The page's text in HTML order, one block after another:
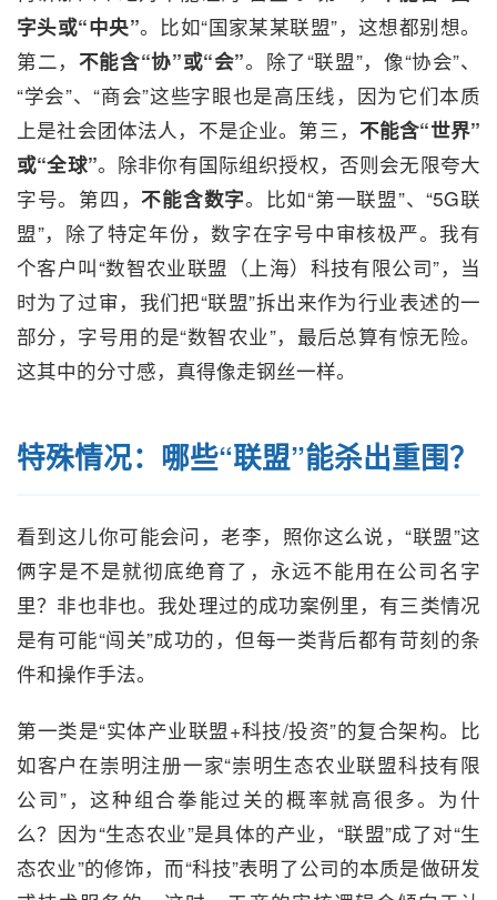
字头或“中央”。比如“国家某某联盟”，这想都别想。
第二， 不能含“协”或“会”。除了“联盟”，像“协会”、
“学会”、“商会”这些字眼也是高压线，因为它们本质
上是社会团体法人，不是企业。第三， 不能含“世界”
或“全球”。除非你有国际组织授权，否则会无限夸大
字号。第四，不能含数字。比如“第一联盟”、“5G联
盟”，除了特定年份，数字在字号中审核极严。我有
个客户叫“数智农业联盟（上海）科技有限公司”，当
时为了过审，我们把“联盟”拆出来作为行业表述的一
部分，字号用的是“数智农业”，最后总算有惊无险。
这其中的分寸感，真得像走钢丝一样。
特殊情况：哪些“联盟”能杀出重围？
看到这儿你可能会问，老李，照你这么说，“联盟”这
俩字是不是就彻底绝育了，永远不能用在公司名字
里？非也非也。我处理过的成功案例里，有三类情况
是有可能“闯关”成功的，但每一类背后都有苛刻的条
件和操作手法。
第一类是“实体产业联盟+科技/投资”的复合架构。比
如客户在崇明注册一家“崇明生态农业联盟科技有限
公司”，这种组合拳能过关的概率就高很多。为什
么？因为“生态农业”是具体的产业，“联盟”成了对“生
态农业”的修饰，而“科技”表明了公司的本质是做研发